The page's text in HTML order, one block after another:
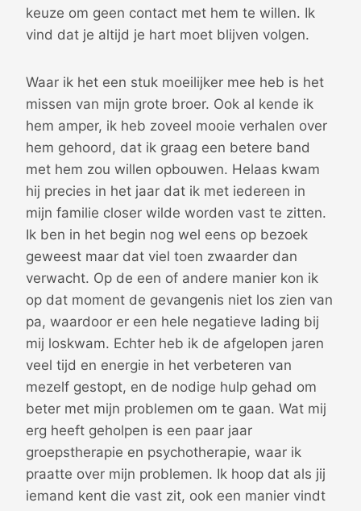
keuze om geen contact met hem te willen. Ik
vind dat je altijd je hart moet blijven volgen.
Waar ik het een stuk moeilijker mee heb is het
missen van mijn grote broer. Ook al kende ik
hem amper, ik heb zoveel mooie verhalen over
hem gehoord, dat ik graag een betere band
met hem zou willen opbouwen. Helaas kwam
hij precies in het jaar dat ik met iedereen in
mijn familie closer wilde worden vast te zitten.
Ik ben in het begin nog wel eens op bezoek
geweest maar dat viel toen zwaarder dan
verwacht. Op de een of andere manier kon ik
op dat moment de gevangenis niet los zien van
pa, waardoor er een hele negatieve lading bij
mij loskwam. Echter heb ik de afgelopen jaren
veel tijd en energie in het verbeteren van
mezelf gestopt, en de nodige hulp gehad om
beter met mijn problemen om te gaan. Wat mij
erg heeft geholpen is een paar jaar
groepstherapie en psychotherapie, waar ik
praatte over mijn problemen. Ik hoop dat als jij
iemand kent die vast zit, ook een manier vindt